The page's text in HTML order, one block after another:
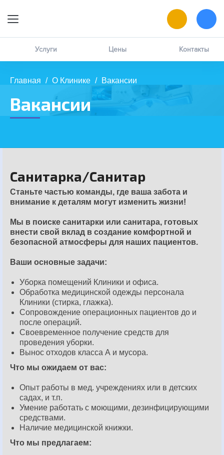
написать в чат
Услуги Цены Контакты
Главная / О Клинике / Вакансии
Вакансии
Санитарка/Санитар
Станьте частью команды, где ваша забота и
внимание к деталям могут изменить жизни!
Мы в поиске санитарки или санитара, готовых
внести свой вклад в создание комфортной и
безопасной атмосферы для наших пациентов.
Ваши основные задачи:
Уборка помещений Клиники и офиса.
Обработка медицинской одежды персонала
Клиники (стирка, глажка).
Сопровождение операционных пациентов до и
после операций.
Своевременное получение средств для
проведения уборки.
Вынос отходов класса А и мусора.
Что мы ожидаем от вас:
Опыт работы в мед. учреждениях или в детских
садах, и т.п.
Умение работать с моющими, дезинфицирующими
средствами.
Наличие медицинской книжки.
Что мы предлагаем: